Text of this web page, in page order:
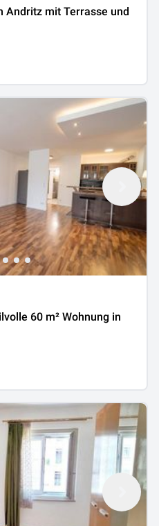
Andritz mit Terrasse und
60 m² Wohnung in